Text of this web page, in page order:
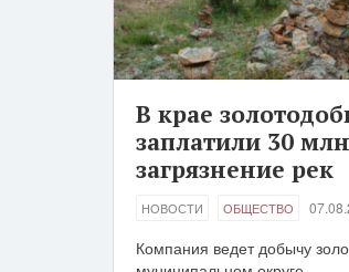
В крае
заплатили 30
загрязнение рек
НОВОСТИ ОБЩЕСТВО
Компания ведет добычу